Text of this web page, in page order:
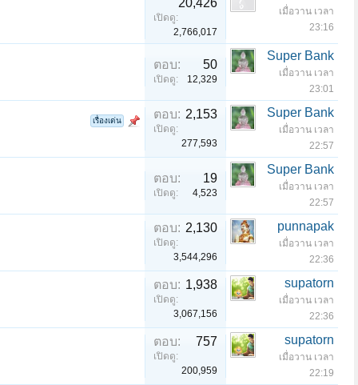
20,426
เปิดดู:
2,766,017
เมื่อวาน เวลา
23:16
ตอบ: 50
เปิดดู: 12,329
Super Bank
เมื่อวาน เวลา
23:01
เรื่องเด่น ตอบ: 2,153
เปิดดู:
277,593
Super Bank
เมื่อวาน เวลา
22:57
ตอบ: 19
เปิดดู: 4,523
Super Bank
เมื่อวาน เวลา
22:57
ตอบ: 2,130
เปิดดู:
3,544,296
punnapak
เมื่อวาน เวลา
22:36
ตอบ: 1,938
เปิดดู:
3,067,156
supatorn
เมื่อวาน เวลา
22:36
ตอบ: 757
เปิดดู:
200,959
supatorn
เมื่อวาน เวลา
22:19